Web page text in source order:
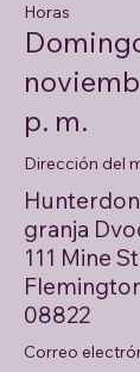
Horas
p. m.
Dirección del
granja
111 Mine
08822
Correo